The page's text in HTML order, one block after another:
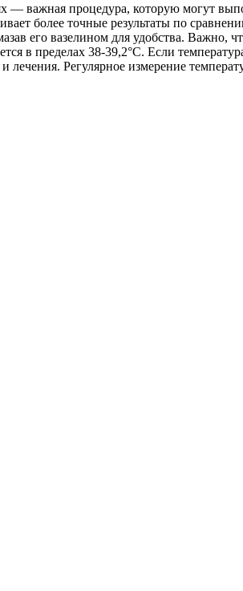
— важная процедура, которую могут
более точные результаты по
его вазелином для удобства. Важно,
в пределах 38-39,2°C. Если
лечения. Регулярное измерение